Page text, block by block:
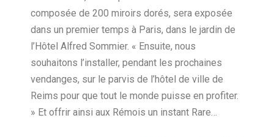
composée de 200 miroirs dorés, sera exposée
dans un premier temps à Paris, dans le jardin de
l’Hôtel Alfred Sommier. « Ensuite, nous
souhaitons l’installer, pendant les prochaines
vendanges, sur le parvis de l’hôtel de ville de
Reims pour que tout le monde puisse en profiter.
» Et offrir ainsi aux Rémois un instant Rare…